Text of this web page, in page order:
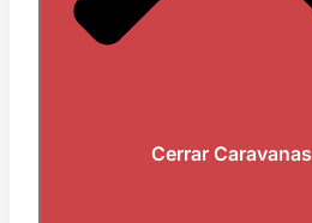
Cerrar Caravanas